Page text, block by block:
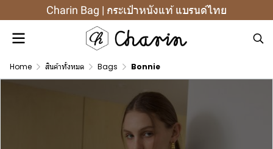
Charin Bag | กระเป๋าหนังแท้ แบรนด์ไทย
Home สินค้าทั้งหมด Bags Bonnie